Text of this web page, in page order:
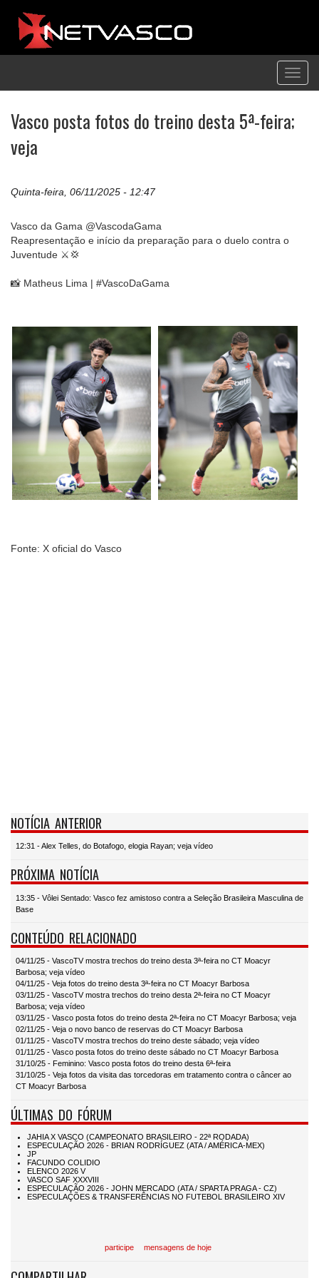
Vasco posta fotos do treino desta 5ª-feira;
veja
Quinta-feira, 06/11/2025 - 12:47
Vasco da Gama @VascodaGama
Reapresentação e início da preparação para o duelo contra o
Juventude ⚔️💢
📸 Matheus Lima | #VascoDaGama
Fonte: X oficial do Vasco
NOTÍCIA ANTERIOR
12:31 - Alex Telles, do Botafogo, elogia Rayan; veja vídeo
PRÓXIMA NOTÍCIA
13:35 - Vôlei Sentado: Vasco fez amistoso contra a Seleção Brasileira Masculina de
Base
CONTEÚDO RELACIONADO
04/11/25 - VascoTV mostra trechos do treino desta 3ª-feira no CT Moacyr
Barbosa; veja vídeo
04/11/25 - Veja fotos do treino desta 3ª-feira no CT Moacyr Barbosa
03/11/25 - VascoTV mostra trechos do treino desta 2ª-feira no CT Moacyr
Barbosa; veja vídeo
03/11/25 - Vasco posta fotos do treino desta 2ª-feira no CT Moacyr Barbosa; veja
02/11/25 - Veja o novo banco de reservas do CT Moacyr Barbosa
01/11/25 - VascoTV mostra trechos do treino deste sábado; veja vídeo
01/11/25 - Vasco posta fotos do treino deste sábado no CT Moacyr Barbosa
31/10/25 - Feminino: Vasco posta fotos do treino desta 6ª-feira
31/10/25 - Veja fotos da visita das torcedoras em tratamento contra o câncer ao
CT Moacyr Barbosa
ÚLTIMAS DO FÓRUM
participe mensagens de hoje